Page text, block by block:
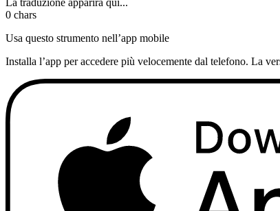
La traduzione apparirà qui...
0 chars
Usa questo strumento nell’app mobile
Installa l’app per accedere più velocemente dal telefono. La